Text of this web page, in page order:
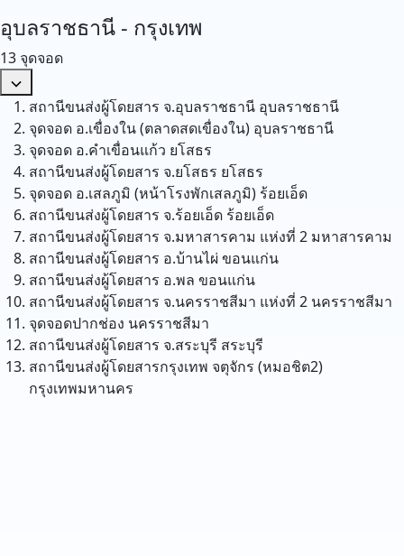
อุบลราชธานี - กรุงเทพ
13 จุดจอด
สถานีขนส่งผู้โดยสาร จ.อุบลราชธานี อุบลราชธานี
จุดจอด อ.เขื่องใน (ตลาดสดเขื่องใน) อุบลราชธานี
จุดจอด อ.คำเขื่อนแก้ว ยโสธร
สถานีขนส่งผู้โดยสาร จ.ยโสธร ยโสธร
จุดจอด อ.เสลภูมิ (หน้าโรงพักเสลภูมิ) ร้อยเอ็ด
สถานีขนส่งผู้โดยสาร จ.ร้อยเอ็ด ร้อยเอ็ด
สถานีขนส่งผู้โดยสาร จ.มหาสารคาม แห่งที่ 2 มหาสารคาม
สถานีขนส่งผู้โดยสาร อ.บ้านไผ่ขอนแก่น
สถานีขนส่งผู้โดยสาร อ.พล ขอนแก่น
สถานีขนส่งผู้โดยสาร จ.นครราชสีมา แห่งที่ 2 นครราชสีมา
จุดจอดปากช่อง นครราชสีมา
สถานีขนส่งผู้โดยสาร จ.สระบุรี สระบุรี
สถานีขนส่งผู้โดยสารกรุงเทพ จตุจักร (หมอชิต2)
กรุงเทพมหานคร